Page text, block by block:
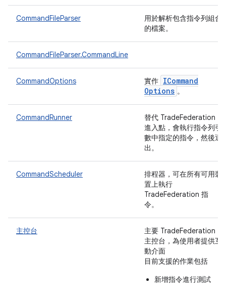
CommandFileParser
用於解析包含指令列組合
的檔案。
CommandFileParser.CommandLine
CommandOptions 實作 ICommand
Options 。
CommandRunner
替代 TradeFederation
進入點，會執行指令列引
數中指定的指令，然後退
出。
CommandScheduler
排程器，可在所有可用裝
置上執行
TradeFederation 指
令。
主控台
主要 TradeFederation
主控台，為使用者提供互
動介面
目前支援的作業包括
新增指令進行測試